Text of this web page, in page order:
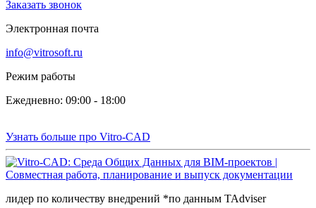
Заказать звонок
Электронная почта
info@vitrosoft.ru
Режим работы
Ежедневно: 09:00 - 18:00
Узнать больше про Vitro-CAD
лидер по количеству внедрений *по данным TAdviser